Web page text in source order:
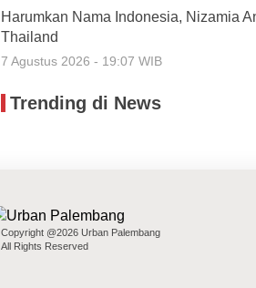
Harumkan Nama Indonesia, Nizamia
Thailand
7 Agustus 2026 - 19:07 WIB
Trending di News
Copyright @2026 Urban Palembang
All Rights Reserved